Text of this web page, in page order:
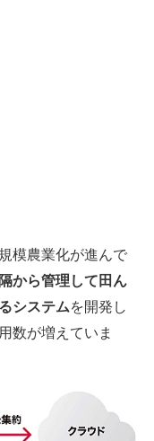
模農業化が進んで
から管理して田ん
システムを開発し
数が増えていま